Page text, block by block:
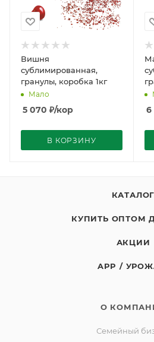
Вишня
сублимированная,
гранулы, коробка 1кг
Мало
5 070 ₽/кор
В КОРЗИНУ
6
КАТАЛОГ
КУПИТЬ ОПТОМ
АКЦИИ
APP /
О
Семейный